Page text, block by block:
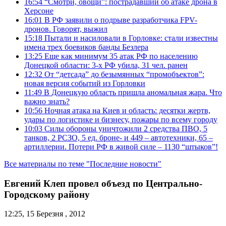
Херсоне
16:01 В РФ заявили о подрыве разработчика FPV-
дронов. Говорят, выжил
15:18 Пытали и насиловали в Горловке: стали известны
имена трех боевиков банды Безлера
13:25 Еще как минимум 35 атак РФ по населению
Донецкой области: 3-х РФ убила, 31 чел. ранен
12:32 От “детсада” до безымянных “промобъектов”:
новая версия событий из Горловки
11:49 В Донецкую область пришла аномальная жара. Что
важно знать?
10:56 Ночная атака на Киев и область: десятки жертв,
удары по логистике и бизнесу, пожары по всему городу
10:03 Силы обороны уничтожили 2 средства ПВО, 5
танков, 2 РСЗО, 5 ед. броне- и 449 – автотехники, 65 –
артиллерии. Потери РФ в живой силе – 1130 “штыков”!
Все материалы по теме "Последние новости"
Евгений Клеп провел объезд по Центрально-
Городскому району
12:25, 15 Березня , 2012